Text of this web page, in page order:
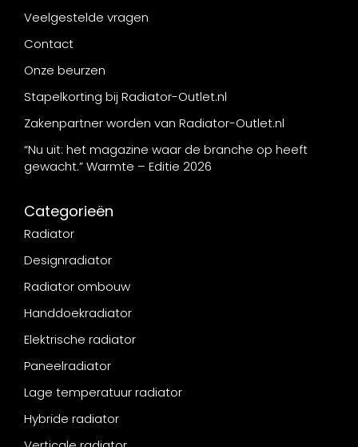
Veelgestelde vragen
Contact
Onze beurzen
Stapelkorting bij Radiator-Outlet.nl
Zakenpartner worden van Radiator-Outlet.nl
“Nu uit: het magazine waar de branche op heeft
gewacht.” Warmte – Editie 2026
Categorieën
Radiator
Designradiator
Radiator ombouw
Handdoekradiator
Elektrische radiator
Paneelradiator
Lage temperatuur radiator
Hybride radiator